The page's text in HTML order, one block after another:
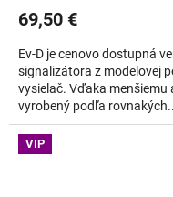
69,50 €
Ev-D je cenovo dostupná
signalizátora z modelovej
vysielač. Vďaka
vyrobený podľa
VIP